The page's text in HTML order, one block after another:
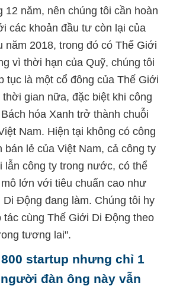
12 năm, nên chúng tôi cần hoàn
các khoản đầu tư còn lại của
năm 2018, trong đó có Thế Giới
vì thời hạn của Quỹ, chúng tôi
tục là một cổ đông của Thế Giới
gian nữa, đặc biệt khi công
hóa Xanh trở thành chuỗi
Nam. Hiện tại không có công
bán lẻ của Việt Nam, cả công ty
lẫn công ty trong nước, có thể
lớn với tiêu chuẩn cao như
Động đang làm. Chúng tôi hy
cùng Thế Giới Di Động theo
tương lai".
startup nhưng chỉ 1
đàn ông này vẫn